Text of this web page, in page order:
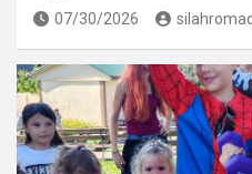
07/30/2026 silahromad